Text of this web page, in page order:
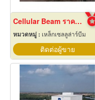
Cellular Beam ราคาโรงงาน
หมวดหมู่ : เหล็กเซลลูล่าร์บีม
ติดต่อผู้ขาย